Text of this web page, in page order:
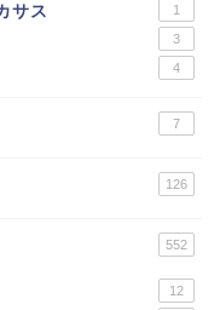
サス 1
3
4
7
126
552
12